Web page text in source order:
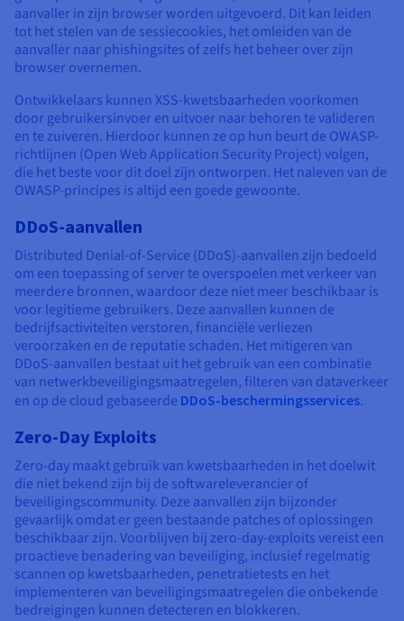
aanvaller in zijn browser worden uitgevoerd. Dit kan leiden
tot het stelen van de sessiecookies, het omleiden van de
aanvaller naar phishingsites of zelfs het beheer over zijn
browser overnemen.
Ontwikkelaars kunnen XSS-kwetsbaarheden voorkomen
door gebruikersinvoer en uitvoer naar behoren te valideren
en te zuiveren. Hierdoor kunnen ze op hun beurt de OWASP-
richtlijnen (Open Web Application Security Project) volgen,
die het beste voor dit doel zijn ontworpen. Het naleven van de
OWASP-principes is altijd een goede gewoonte.
DDoS-aanvallen
Distributed Denial-of-Service (DDoS)-aanvallen zijn bedoeld
om een toepassing of server te overspoelen met verkeer van
meerdere bronnen, waardoor deze niet meer beschikbaar is
voor legitieme gebruikers. Deze aanvallen kunnen de
bedrijfsactiviteiten verstoren, financiële verliezen
veroorzaken en de reputatie schaden. Het mitigeren van
DDoS-aanvallen bestaat uit het gebruik van een combinatie
van netwerkbeveiligingsmaatregelen, filteren van dataverkeer
en op de cloud gebaseerde DDoS-beschermingsservices.
Zero-Day Exploits
Zero-day maakt gebruik van kwetsbaarheden in het doelwit
die niet bekend zijn bij de softwareleverancier of
beveiligingscommunity. Deze aanvallen zijn bijzonder
gevaarlijk omdat er geen bestaande patches of oplossingen
beschikbaar zijn. Voorblijven bij zero-day-exploits vereist een
proactieve benadering van beveiliging, inclusief regelmatig
scannen op kwetsbaarheden, penetratietests en het
implementeren van beveiligingsmaatregelen die onbekende
bedreigingen kunnen detecteren en blokkeren.